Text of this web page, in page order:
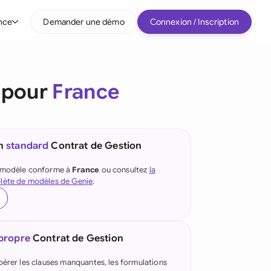
Entreprises intermédiaires
Demander une démo Connexion / Inscription
France
standard Contrat de Gestion
conforme à France ou consultez la
de modèles de Genie.
Contrat de Gestion
les clauses manquantes, les formulations